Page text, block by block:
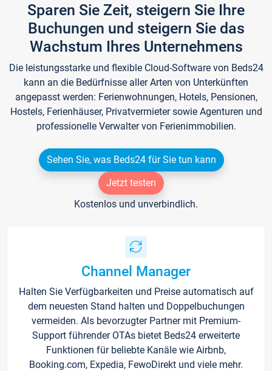
Sparen Sie Zeit, steigern Sie Ihre
Buchungen und steigern Sie das
Wachstum Ihres Unternehmens
Die leistungsstarke und flexible Cloud-Software von Beds24
kann an die Bedürfnisse aller Arten von Unterkünften
angepasst werden: Ferienwohnungen, Hotels, Pensionen,
Hostels, Ferienhäuser, Privatvermieter sowie Agenturen und
professionelle Verwalter von Ferienimmobilien.
Sehen Sie, was Beds24 für Sie tun kann
Jetzt testen
Kostenlos und unverbindlich.
Channel Manager
Halten Sie Verfügbarkeiten und Preise automatisch auf
dem neuesten Stand halten und Doppelbuchungen
vermeiden. Als bevorzugter Partner mit Premium-
Support führender OTAs bietet Beds24 erweiterte
Funktionen für beliebte Kanäle wie Airbnb,
Booking.com, Expedia, FewoDirekt und viele mehr.